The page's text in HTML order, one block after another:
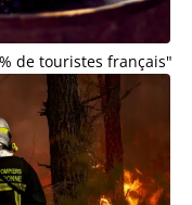
de touristes français"